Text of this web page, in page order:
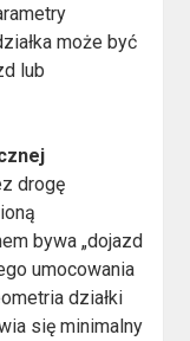
może być
lub
drogę
bywa „dojazd
umocowania
działki
się minimalny